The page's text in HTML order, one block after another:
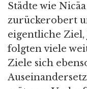
Städte wie
zurückerobert
eigentliche
folgten viele
Ziele sich